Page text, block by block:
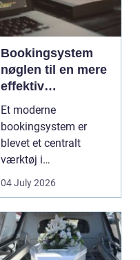
Bookingsystem
nøglen til en mere
effektiv
klinikhverdag
Et moderne
bookingsystem er
blevet et centralt
værktøj i
sundhedssektoren.
Klinikker, praksis og
beh...
04 July 2026